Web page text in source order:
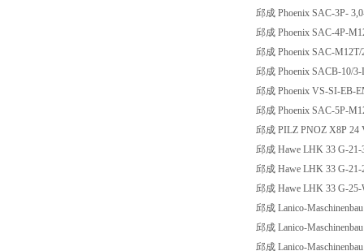
邱成 Phoenix SAC-3P-
邱成 Phoenix SAC-4P-
邱成 Phoenix SAC-
邱成 Phoenix SACB-10/
邱成 Phoenix VS-SI-EB-
邱成 Phoenix SAC-5P-
邱成 PILZ PNOZ X8P 24
邱成 Hawe LHK 33 G-21-
邱成 Hawe LHK 33 G-21-
邱成 Hawe LHK 33 G-25-
邱成 Lanico-
邱成 Lanico-
邱成 Lanico-